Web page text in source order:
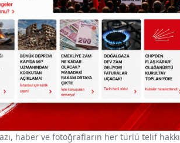
haber ve fotoğrafların her türlü telif hakkı